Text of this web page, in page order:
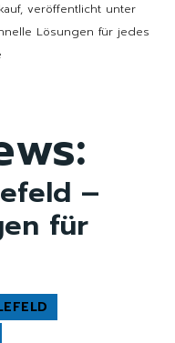
veröffentlicht unter
Lösungen für jedes
–
für